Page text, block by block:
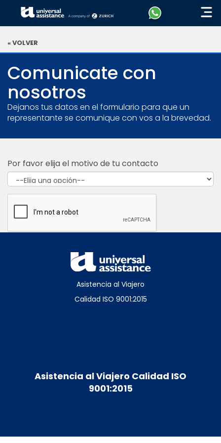
« VOLVER
Comunicate con
nosotros
Dejanos tus datos en el formulario para que un
representante se comunique con vos a la brevedad.
Por favor elija el motivo de tu contacto
Asistencia al Viajero
Calidad ISO 9001:2015
Asistencia al Viajero Calidad ISO
9001:2015